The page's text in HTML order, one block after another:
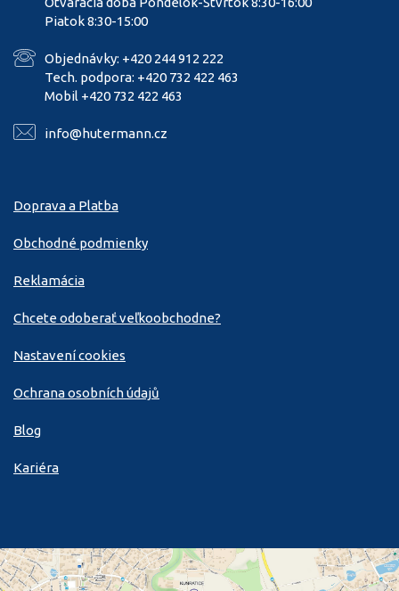
Piatok 8:30-15:00
Objednávky: +420 244 912 222
Tech. podpora: +420 732 422 463
Mobil +420 732 422 463
info@hutermann.cz
Doprava a Platba
Obchodné podmienky
Reklamácia
Chcete odoberať veľkoobchodne?
Nastavení cookies
Ochrana osobních údajů
Blog
Kariéra